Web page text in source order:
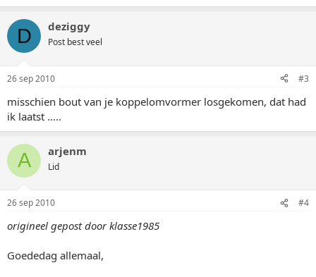
D deziggy
Post best veel
26 sep 2010 #3
misschien bout van je koppelomvormer losgekomen, dat had
ik laatst .....
A arjenm
Lid
26 sep 2010 #4
origineel gepost door klasse1985
Goededag allemaal,